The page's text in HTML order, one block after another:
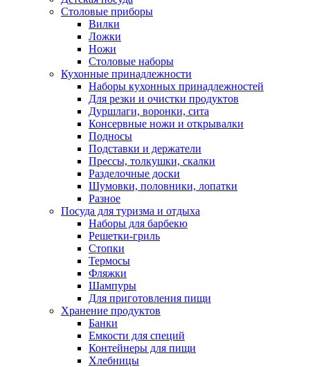
Столовые приборы
Вилки
Ложки
Ножи
Столовые наборы
Кухонные принадлежности
Наборы кухонных принадлежностей
Для резки и очистки продуктов
Дуршлаги, воронки, сита
Консервные ножи и открывалки
Подносы
Подставки и держатели
Прессы, толкушки, скалки
Разделочные доски
Шумовки, половники, лопатки
Разное
Посуда для туризма и отдыха
Наборы для барбекю
Решетки-гриль
Стопки
Термосы
Фляжки
Шампуры
Для приготовления пищи
Хранение продуктов
Банки
Емкости для специй
Контейнеры для пищи
Хлебницы